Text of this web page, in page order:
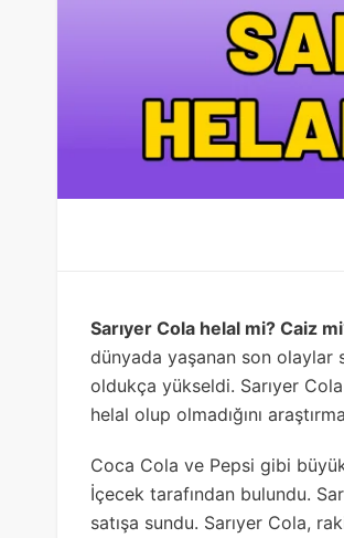
Sarıyer Cola helal mi? Caiz
dünyada yaşanan son olaylar
oldukça yükseldi. Sarıyer
helal olup olmadığını
Coca Cola ve Pepsi gibi
İçecek tarafından bulundu.
satışa sundu. Sarıyer Cola,